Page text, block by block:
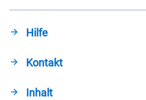
Hilfe
Kontakt
Inhalt